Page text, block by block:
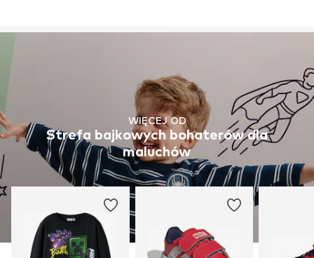
WIĘCEJ OD
Strefa bajkowych bohaterów dla
maluchów